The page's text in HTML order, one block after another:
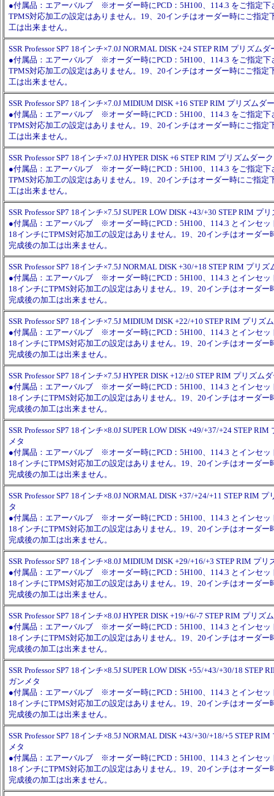
●付属品：エアーバルブ ※オーダー時にPCD：5H100、114.3 をご指定下
TPMS対応加工の設定はありません。19、20インチはオーダー時にご指定
工は出来ません。
SSR Professor SP7 18インチ×7.0J NORMAL DISK +24 STEP RIM プリズム
●付属品：エアーバルブ ※オーダー時にPCD：5H100、114.3 をご指定下
TPMS対応加工の設定はありません。19、20インチはオーダー時にご指定
工は出来ません。
SSR Professor SP7 18インチ×7.0J MIDIUM DISK +16 STEP RIM プリズムダ
●付属品：エアーバルブ ※オーダー時にPCD：5H100、114.3 をご指定下
TPMS対応加工の設定はありません。19、20インチはオーダー時にご指定
工は出来ません。
SSR Professor SP7 18インチ×7.0J HYPER DISK +6 STEP RIM プリズムダー
●付属品：エアーバルブ ※オーダー時にPCD：5H100、114.3 をご指定下
TPMS対応加工の設定はありません。19、20インチはオーダー時にご指定
工は出来ません。
SSR Professor SP7 18インチ×7.5J SUPER LOW DISK +43/+30 STEP RIM プ
●付属品：エアーバルブ ※オーダー時にPCD：5H100、114.3 とインセッ
18インチにTPMS対応加工の設定はありません。19、20インチはオーダー
完成後の加工は出来ません。
SSR Professor SP7 18インチ×7.5J NORMAL DISK +30/+18 STEP RIM プリ
●付属品：エアーバルブ ※オーダー時にPCD：5H100、114.3 とインセッ
18インチにTPMS対応加工の設定はありません。19、20インチはオーダー
完成後の加工は出来ません。
SSR Professor SP7 18インチ×7.5J MIDIUM DISK +22/+10 STEP RIM プリズ
●付属品：エアーバルブ ※オーダー時にPCD：5H100、114.3 とインセッ
18インチにTPMS対応加工の設定はありません。19、20インチはオーダー
完成後の加工は出来ません。
SSR Professor SP7 18インチ×7.5J HYPER DISK +12/±0 STEP RIM プリズム
●付属品：エアーバルブ ※オーダー時にPCD：5H100、114.3 とインセッ
18インチにTPMS対応加工の設定はありません。19、20インチはオーダー
完成後の加工は出来ません。
SSR Professor SP7 18インチ×8.0J SUPER LOW DISK +49/+37/+24 STEP
メタ
●付属品：エアーバルブ ※オーダー時にPCD：5H100、114.3 とインセッ
18インチにTPMS対応加工の設定はありません。19、20インチはオーダー
完成後の加工は出来ません。
SSR Professor SP7 18インチ×8.0J NORMAL DISK +37/+24/+11 STEP RIM
タ
●付属品：エアーバルブ ※オーダー時にPCD：5H100、114.3 とインセッ
18インチにTPMS対応加工の設定はありません。19、20インチはオーダー
完成後の加工は出来ません。
SSR Professor SP7 18インチ×8.0J MIDIUM DISK +29/+16/+3 STEP RIM プ
●付属品：エアーバルブ ※オーダー時にPCD：5H100、114.3 とインセッ
18インチにTPMS対応加工の設定はありません。19、20インチはオーダー
完成後の加工は出来ません。
SSR Professor SP7 18インチ×8.0J HYPER DISK +19/+6/-7 STEP RIM プリズ
●付属品：エアーバルブ ※オーダー時にPCD：5H100、114.3 とインセッ
18インチにTPMS対応加工の設定はありません。19、20インチはオーダー
完成後の加工は出来ません。
SSR Professor SP7 18インチ×8.5J SUPER LOW DISK +55/+43/+30/18 STEP
ガンメタ
●付属品：エアーバルブ ※オーダー時にPCD：5H100、114.3 とインセッ
18インチにTPMS対応加工の設定はありません。19、20インチはオーダー
完成後の加工は出来ません。
SSR Professor SP7 18インチ×8.5J NORMAL DISK +43/+30/+18/+5 STEP
メタ
●付属品：エアーバルブ ※オーダー時にPCD：5H100、114.3 とインセッ
18インチにTPMS対応加工の設定はありません。19、20インチはオーダー
完成後の加工は出来ません。